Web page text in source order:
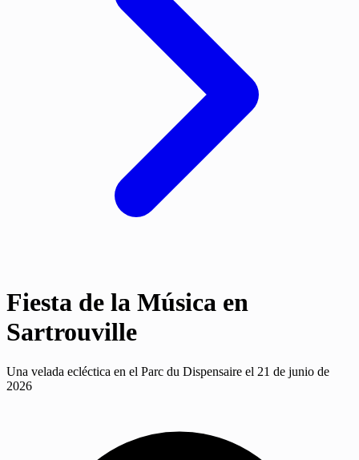
Fiesta de la Música en
Sartrouville
Una velada ecléctica en el Parc du Dispensaire el 21 de junio de
2026